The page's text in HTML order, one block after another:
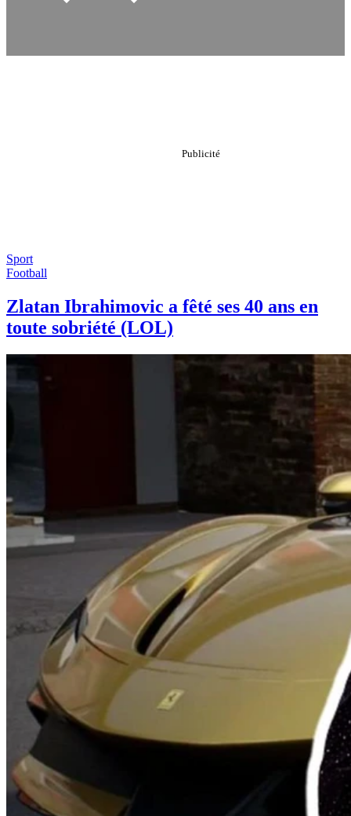
Sport
Football
Zlatan Ibrahimovic a fêté ses 40 ans en
toute sobriété (LOL)